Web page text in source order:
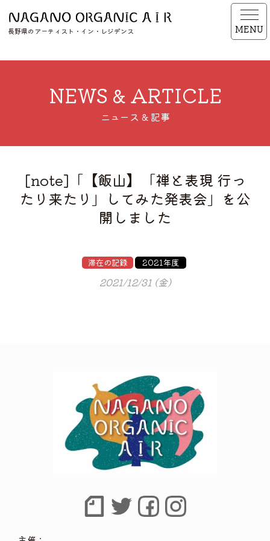
長野県のアーティスト・イン・レジデンス MENU
NEWS & ARTICLE
ニュース & 記事
[note]「【飯山】「禅と表現 行っ
たり来たり」してみた発表会」を公
開しました
滞在の記録 2021年度
2021/12/31 (金)